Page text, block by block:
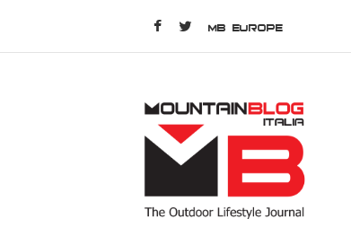
MB EUROPE